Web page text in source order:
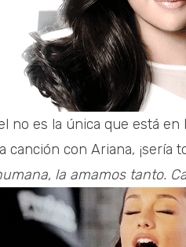
no es la única que está
canción con Ariana, ¡sería
la amamos tanto.